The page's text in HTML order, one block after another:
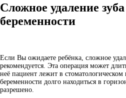
Сложное удаление
беременности
Если Вы ожидаете ребёнка, сложное
рекомендуется. Эта операция может
неё пациент лежит в
беременности долго находиться в
разрешено.